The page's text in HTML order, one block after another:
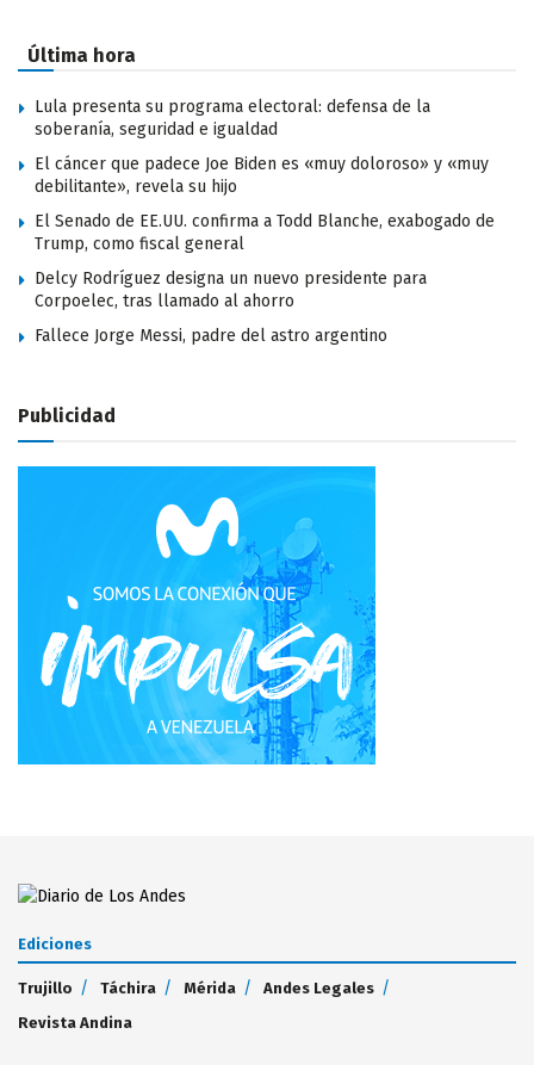
Última hora
Lula presenta su programa electoral: defensa de la
soberanía, seguridad e igualdad
El cáncer que padece Joe Biden es «muy doloroso» y «muy
debilitante», revela su hijo
El Senado de EE.UU. confirma a Todd Blanche, exabogado de
Trump, como fiscal general
Delcy Rodríguez designa un nuevo presidente para
Corpoelec, tras llamado al ahorro
Fallece Jorge Messi, padre del astro argentino
Publicidad
Ediciones
Trujillo Táchira Mérida
Andes Legales
Revista Andina